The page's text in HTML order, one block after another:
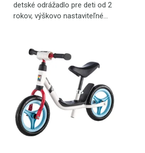
detské odrážadlo pre deti od 2
rokov, výškovo nastaviteľné